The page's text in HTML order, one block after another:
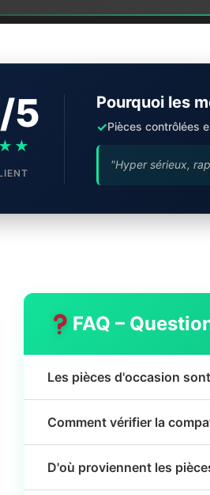
5 Pourquoi les
✓Pièces contrôlées
"Hyper sérieux,
FAQ –
Les pièces d'occasion
Comment vérifier la
D'où proviennent les